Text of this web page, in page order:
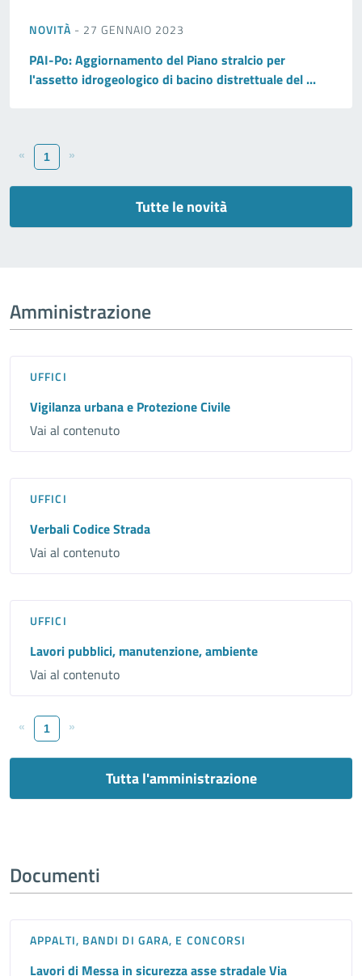
NOVITÀ - 27 GENNAIO 2023
PAI-Po: Aggiornamento del Piano stralcio per
l'assetto idrogeologico di bacino distrettuale del ...
« 1 »
Tutte le novità
Amministrazione
UFFICI
Vigilanza urbana e Protezione Civile
Vai al contenuto
UFFICI
Verbali Codice Strada
Vai al contenuto
UFFICI
Lavori pubblici, manutenzione, ambiente
Vai al contenuto
« 1 »
Tutta l'amministrazione
Documenti
APPALTI, BANDI DI GARA, E CONCORSI
Lavori di Messa in sicurezza asse stradale Via